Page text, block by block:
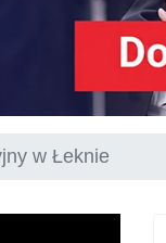
w Łeknie